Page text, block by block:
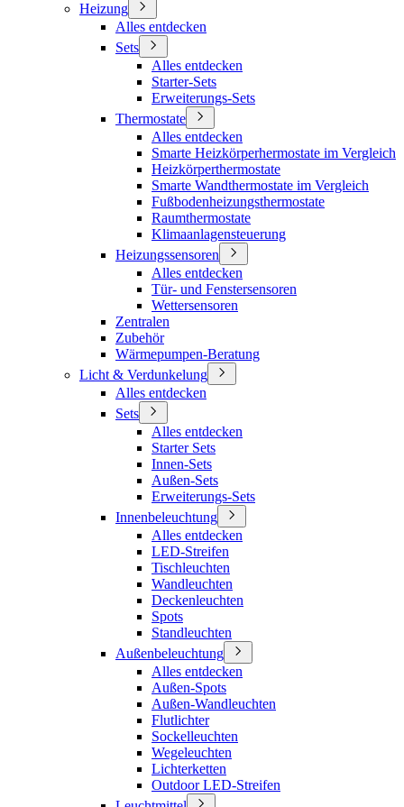
Heizung
Alles entdecken
Sets
Alles entdecken
Starter-Sets
Erweiterungs-Sets
Thermostate
Alles entdecken
Smarte Heizkörperhermostate im Vergleich
Heizkörperthermostate
Smarte Wandthermostate im Vergleich
Fußbodenheizungsthermostate
Raumthermostate
Klimaanlagensteuerung
Heizungssensoren
Alles entdecken
Tür- und Fenstersensoren
Wettersensoren
Zentralen
Zubehör
Wärmepumpen-Beratung
Licht & Verdunkelung
Alles entdecken
Sets
Alles entdecken
Starter Sets
Innen-Sets
Außen-Sets
Erweiterungs-Sets
Innenbeleuchtung
Alles entdecken
LED-Streifen
Tischleuchten
Wandleuchten
Deckenleuchten
Spots
Standleuchten
Außenbeleuchtung
Alles entdecken
Außen-Spots
Außen-Wandleuchten
Flutlichter
Sockelleuchten
Wegeleuchten
Lichterketten
Outdoor LED-Streifen